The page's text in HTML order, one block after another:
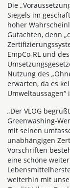
Die
Siegels im
hoher
Gutachten, denn
EmpCo-RL und
Nutzung des
erwarten, da es
„Der VLOG
Greenwashing-
mit seinen
unabhängigen
Vorschriften
eine schöne
weiterhin mit